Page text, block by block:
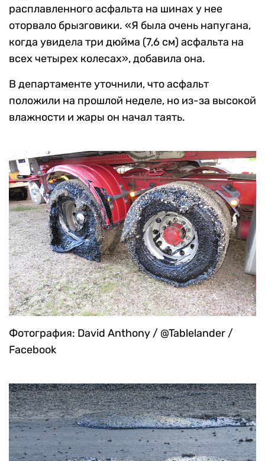
расплавленного асфальта на шинах у нее
оторвало брызговики. «Я была очень напугана,
когда увидела три дюйма (7,6 см) асфальта на
всех четырех колесах», добавила она.
В департаменте уточнили, что асфальт
положили на прошлой неделе, но из-за высокой
влажности и жары он начал таять.
Фотография: David Anthony / @Tablelander /
Facebook